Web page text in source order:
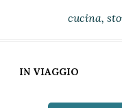
cucina,
IN VIAGGIO